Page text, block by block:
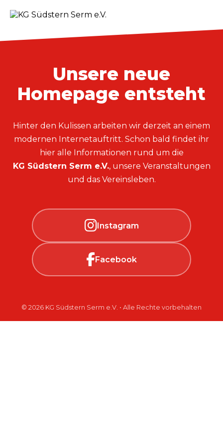
Unsere neue
Homepage entsteht
Hinter den Kulissen arbeiten wir derzeit an einem
modernen Internetauftritt. Schon bald findet ihr
hier alle Informationen rund um die
KG Südstern Serm e.V., unsere Veranstaltungen
und das Vereinsleben.
Instagram
Facebook
© 2026 KG Südstern Serm e.V. • Alle Rechte vorbehalten